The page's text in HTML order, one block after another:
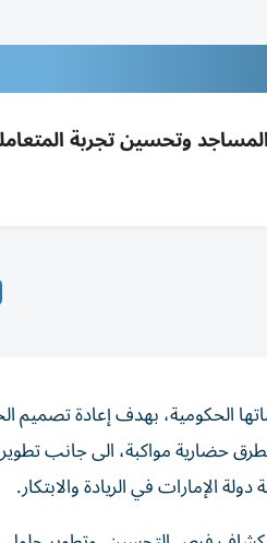
المساجد وتحسين تجربة
الحكومية، بهدف إعادة تصميم
حضارية مواكبة، الى جانب
الإمارات في الريادة والابتكار.